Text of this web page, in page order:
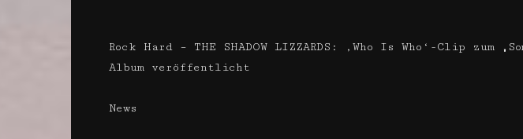
Rock Hard – THE SHADOW LIZZARDS: ‚Who Is Who‘-Clip zum
Album veröffentlicht
News